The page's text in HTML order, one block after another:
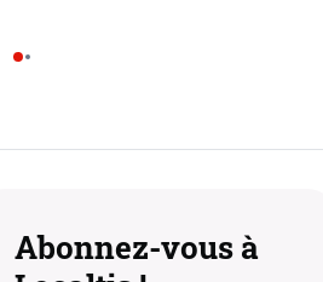
Abonnez-vous à